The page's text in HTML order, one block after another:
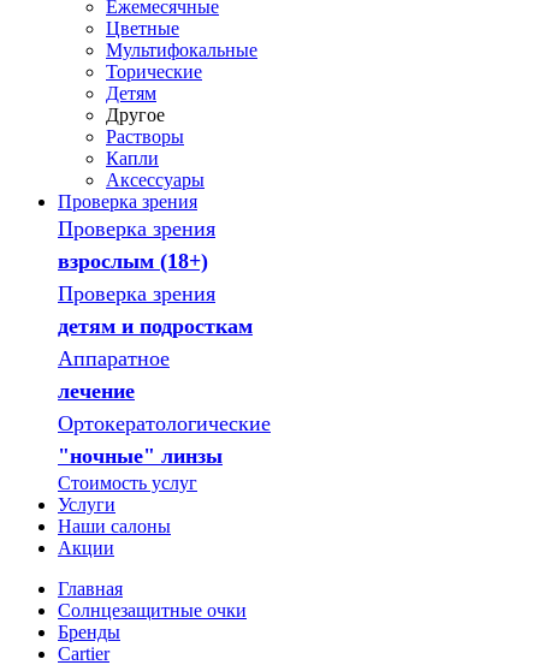
Ежемесячные
Цветные
Мультифокальные
Торические
Детям
Другое
Растворы
Капли
Аксессуары
Проверка зрения
Проверка зрения
взрослым (18+)
Проверка зрения
детям и подросткам
Аппаратное
лечение
Ортокератологические
"ночные" линзы
Стоимость услуг
Услуги
Наши салоны
Акции
Главная
Солнцезащитные очки
Бренды
Cartier